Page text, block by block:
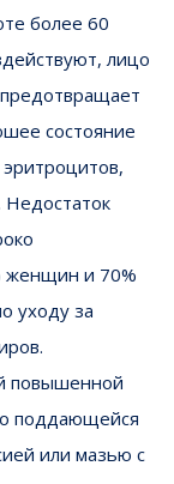
более 60
лицо
состояние
Недостаток
женщин и 70%
уходу за
повышенной
поддающейся
или мазью с